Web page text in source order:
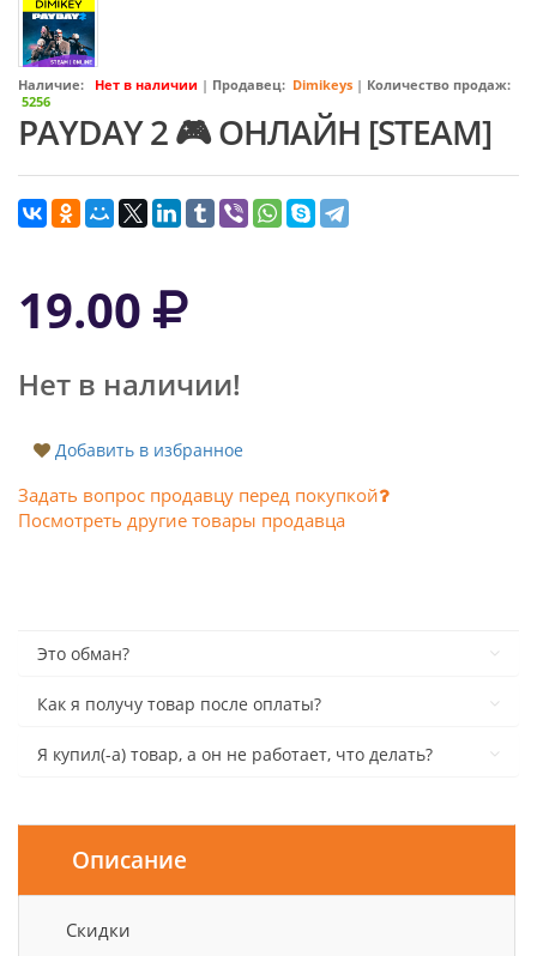
Наличие: Нет в наличии | Продавец: Dimikeys | Количество продаж:
5256
PAYDAY 2 🎮 ОНЛАЙН [STEAM]
19.00
Нет в наличии!
Добавить в избранное
Задать вопрос продавцу перед покупкой
Посмотреть другие товары продавца
Это обман?
Как я получу товар после оплаты?
Я купил(-а) товар, а он не работает, что делать?
Описание
Скидки